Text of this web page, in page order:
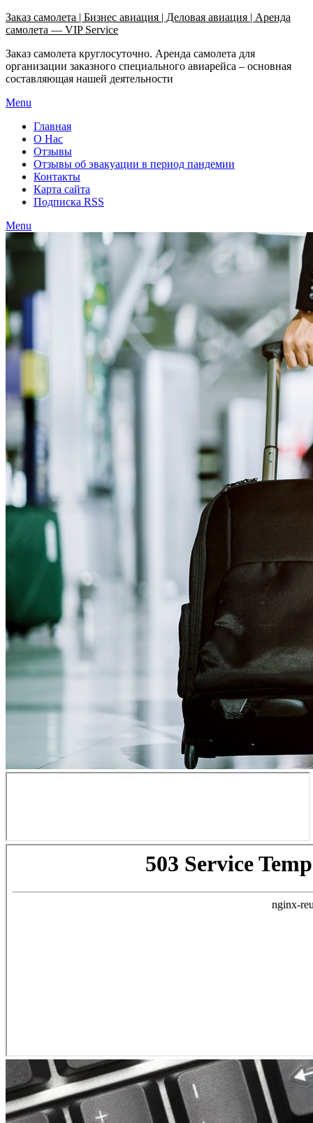
Заказ самолета | Бизнес авиация | Деловая авиация | Аренда
самолета — VIP Service
Заказ самолета круглосуточно. Аренда самолета для
организации заказного специального авиарейса – основная
составляющая нашей деятельности
Menu
Главная
О Нас
Отзывы
Отзывы об эвакуации в период пандемии
Контакты
Карта сайта
Подписка RSS
Menu